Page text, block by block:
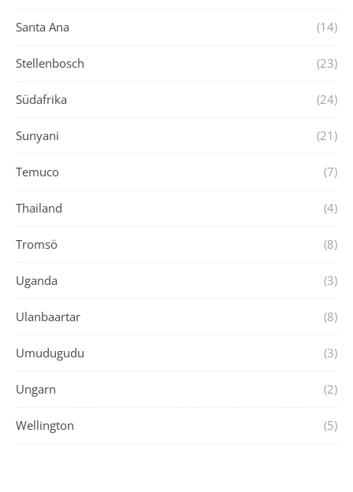
Santa Ana (14)
Stellenbosch (23)
Südafrika (24)
Sunyani (21)
Temuco (7)
Thailand (4)
Tromsö (8)
Uganda (3)
Ulanbaartar (8)
Umudugudu (3)
Ungarn (2)
Wellington (5)